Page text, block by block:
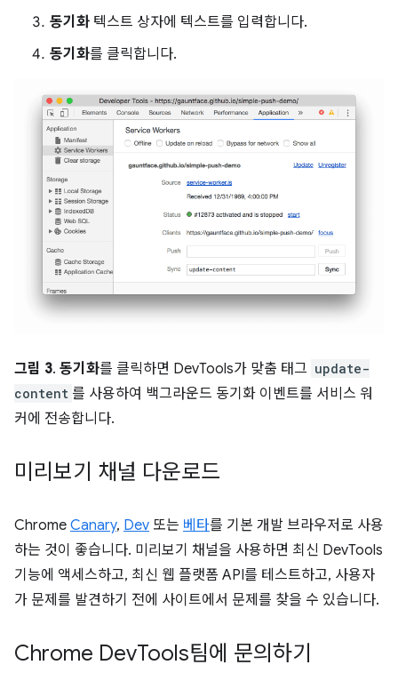
동기화 텍스트 상자에 텍스트를 입력합니다.
동기화를 클릭합니다.
그림 3. 동기화를 클릭하면 DevTools가 맞춤 태그 update-
content 를 사용하여 백그라운드 동기화 이벤트를 서비스 워
커에 전송합니다.
미리보기 채널 다운로드
Chrome Canary, Dev 또는 베타를 기본 개발 브라우저로 사용
하는 것이 좋습니다. 미리보기 채널을 사용하면 최신 DevTools
기능에 액세스하고, 최신 웹 플랫폼 API를 테스트하고, 사용자
가 문제를 발견하기 전에 사이트에서 문제를 찾을 수 있습니다.
Chrome DevTools팀에 문의하기